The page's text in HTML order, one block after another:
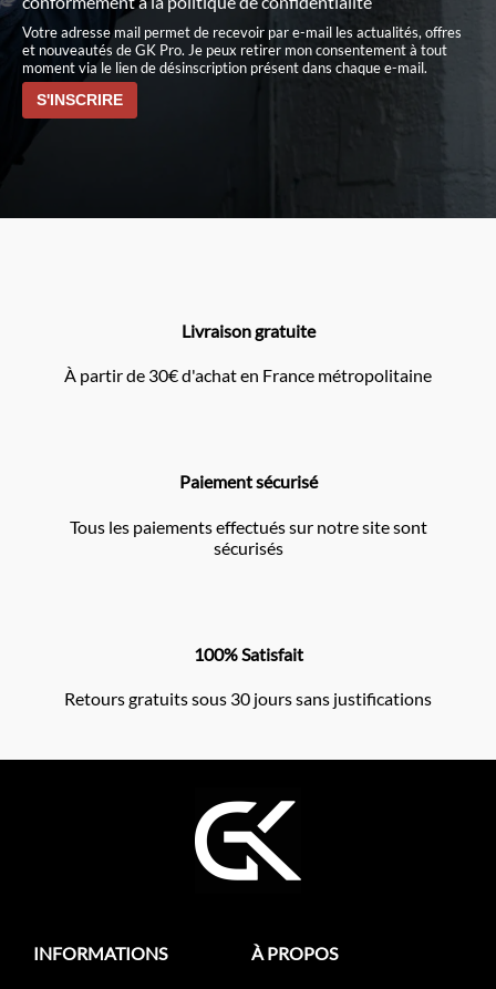
Votre adresse mail permet de recevoir par e-mail les actualités, offres
et nouveautés de GK Pro. Je peux retirer mon consentement à tout
moment via le lien de désinscription présent dans chaque e-mail.
Livraison gratuite
À partir de 30€ d'achat en France métropolitaine
Paiement sécurisé
Tous les paiements effectués sur notre site sont
sécurisés
100% Satisfait
Retours gratuits sous 30 jours sans justifications
INFORMATIONS À PROPOS